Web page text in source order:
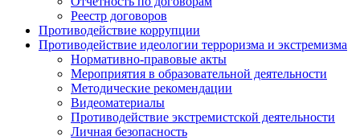
Реестр договоров
Противодействие коррупции
Противодействие идеологии терроризма и экстремизма
Нормативно-правовые акты
Мероприятия в образовательной деятельности
Методические рекомендации
Видеоматериалы
Противодействие экстремистской деятельности
Личная безопасность